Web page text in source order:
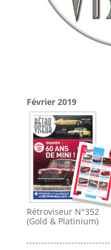
Février 2019
Rétroviseur N°352
(Gold & Platinium)